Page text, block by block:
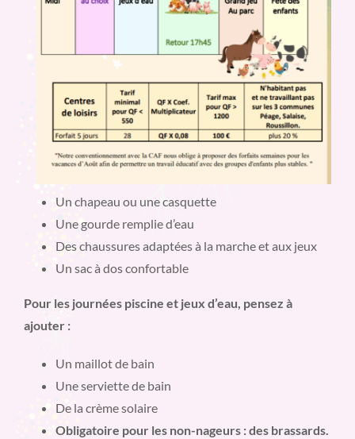
Un chapeau ou une casquette
Une gourde remplie d’eau
Des chaussures adaptées à la marche et aux jeux
Un sac à dos confortable
Pour les journées piscine et jeux d’eau, pensez à
ajouter :
Un maillot de bain
Une serviette de bain
De la crème solaire
Obligatoire pour les non-nageurs : des brassards.